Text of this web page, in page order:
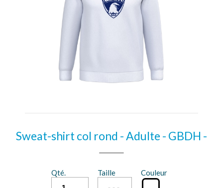
Sweat-shirt col rond - Adulte - GBDH -
Qté. Taille Couleur